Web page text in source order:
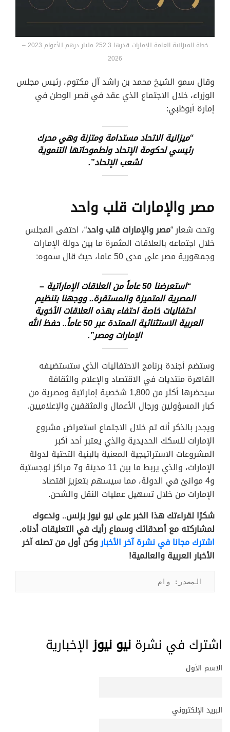
خطة الميزانية العامة للإمارات قدرها 252.3 مليار درهم للأعوام 2023 –
2026
وقال سمو الشيخ محمد بن راشد آل مكتوم، رئيس مجلس
الوزراء، خلال الاجتماع الذي عقد في قصر الوطن في
إمارة أبوظبي:
“ميزانية الاتحاد مستدامة ومتزنة وهي محرك
رئيسي لحكومة الإتحاد ولطموحاتها التنموية
لشعب الإتحاد”.
مصر والإمارات قلب واحد
وتحت شعار “مصر والإمارات قلب واحد“، احتفى المجلس
خلال اجتماعه بالعلاقات المثمرة ما بين دولة الإمارات
وجمهورية مصر على مدى 50 عاما، حيث قال سموه:
“استعرضنا 50 عاماً من العلاقات الإماراتية –
المصرية المتميزة والمستقرة.. ووجهنا بتنظيم
احتفاليات خاصة احتفاء بهذه العلاقات الأخوية
العربية الاستثنائية الممتدة عبر 50 عاماً.. حفظ الله
الإمارات ومصر”.
وستضم أجندة برنامج الاحتفاليات الذي ستستضيفه
القاهرة منتديات في الاقتصاد والإعلام والثقافة
سيحضرها أكثر من 1,800 شخصية إماراتية ومصرية من
كبار المسؤولين ورجال الأعمال والمثقفين والإعلاميين.
ويجدر بالذكر أنه تم خلال الاجتماع استعراض مشروع
الإمارات للسكك الحديدية والذي يعتبر أحد أكبر
المشروعات الاستراتيجية المعنية بالبنية التحتية لدولة
الإمارات، والذي يربط ما بين 11 مدينة و7 مراكز لوجستية
و4 موانئ في الدولة، مما سيسهم بتعزيز اقتصاد
الإمارات من خلال تسهيل عمليات النقل والشحن.
شكرًا لقراءتك هذا الخبر على نيو نيوز بزنس.. وندعوك
لمشاركته مع أصدقائك وسماع رأيك في التعليقات أدناه.
اشترك مجانا في نشرة آخر الأخباروكن أول من تصله آخر
الأخبار العربية والعالمية!
المصدر: وام
اشترك في نشرةنيو نيوزالإخبارية
الاسم الأول
البريد الإلكتروني